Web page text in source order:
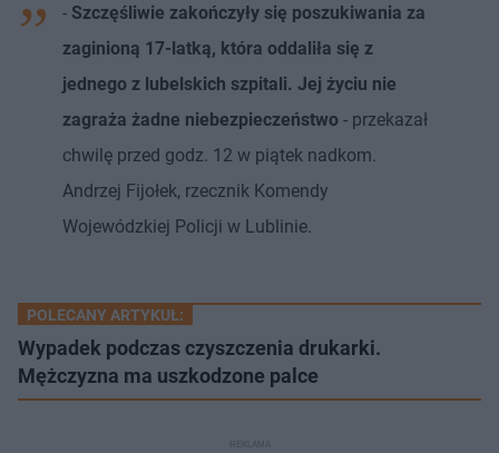
- Szczęśliwie zakończyły się poszukiwania za
zaginioną 17-latką, która oddaliła się z
jednego z lubelskich szpitali. Jej życiu nie
zagraża żadne niebezpieczeństwo - przekazał
chwilę przed godz. 12 w piątek nadkom.
Andrzej Fijołek, rzecznik Komendy
Wojewódzkiej Policji w Lublinie.
POLECANY ARTYKUŁ:
Wypadek podczas czyszczenia drukarki.
Mężczyzna ma uszkodzone palce